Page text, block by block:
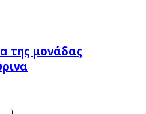
της μονάδας